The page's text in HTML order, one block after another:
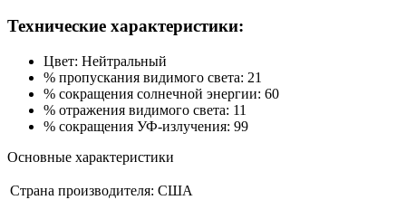
Технические характеристики:
Цвет: Нейтральный
% пропускания видимого света: 21
% сокращения солнечной энергии: 60
% отражения видимого света: 11
% сокращения УФ-излучения: 99
Основные характеристики
Страна производителя: США